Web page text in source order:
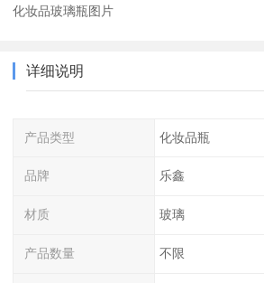
化妆品玻璃瓶图片
详细说明
产品类型 化妆品瓶
品牌 乐鑫
材质 玻璃
产品数量 不限